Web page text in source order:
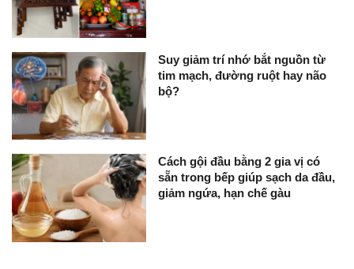
Suy giảm trí nhớ bắt nguồn từ
tim mạch, đường ruột hay não
bộ?
Cách gội đầu bằng 2 gia vị có
sẵn trong bếp giúp sạch da đầu,
giảm ngứa, hạn chế gàu